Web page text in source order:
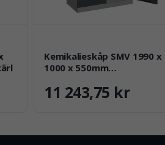
Kemikalieskåp SMV 1990 x
1000 x 550mm
11 243,75 kr